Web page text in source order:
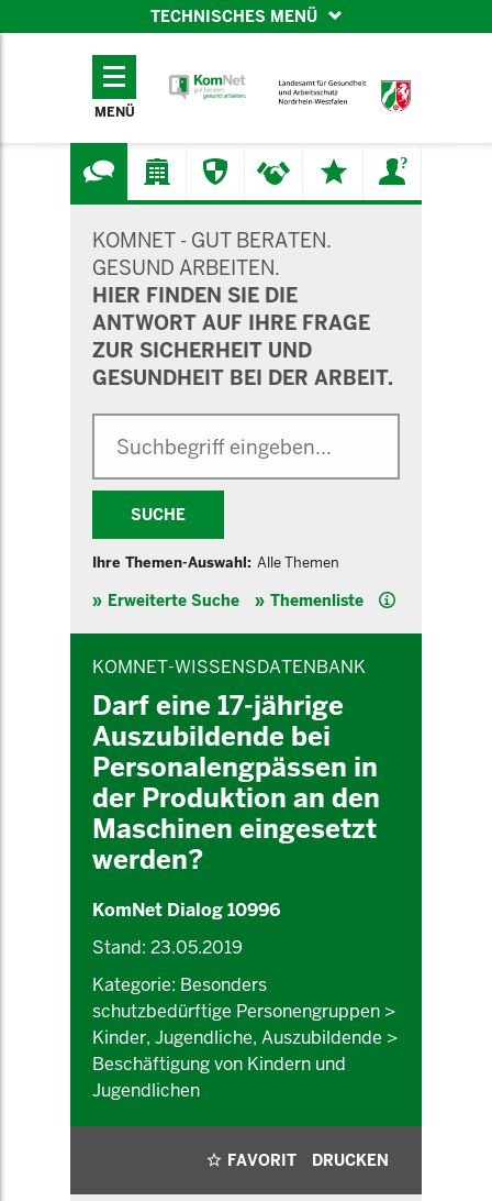
TECHNISCHES MENÜ
TECHNISCHES
MENÜ
KOMNET - GUT BERATEN.
GESUND ARBEITEN.
HIER FINDEN SIE DIE
ANTWORT AUF IHRE FRAGE
ZUR SICHERHEIT UND
GESUNDHEIT BEI DER ARBEIT.
SUCHE
Ihre Themen-Auswahl: Alle Themen
Erweiterte Suche Themenliste Hilfe
KOMNET-WISSENSDATENBANK
Darf eine 17-jährige
Auszubildende bei
Personalengpässen in
der Produktion an den
Maschinen eingesetzt
werden?
KomNet Dialog 10996
Stand: 23.05.2019
Kategorie: Besonders
schutzbedürftige Personengruppen >
Kinder, Jugendliche, Auszubildende >
Beschäftigung von Kindern und
Jugendlichen
FAVORIT DRUCKEN